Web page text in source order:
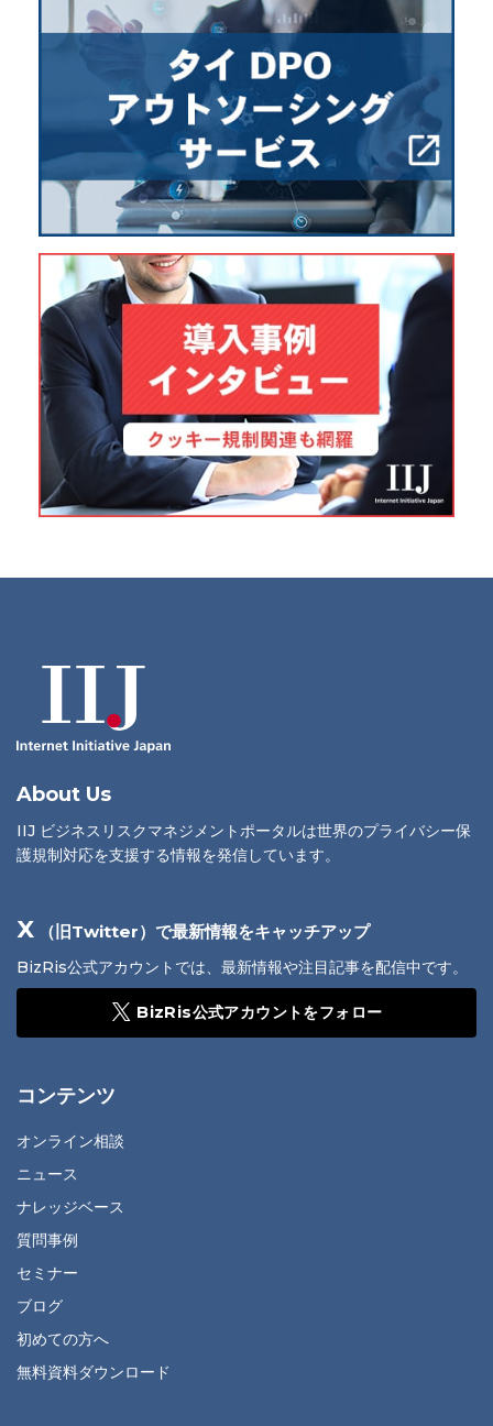
About Us
IIJ ビジネスリスクマネジメントポータルは世界のプライバシー保
護規制対応を支援する情報を発信しています。
X （旧Twitter）で最新情報をキャッチアップ
BizRis公式アカウントでは、最新情報や注目記事を配信中です。
BizRis公式アカウントをフォロー
コンテンツ
オンライン相談
ニュース
ナレッジベース
質問事例
セミナー
ブログ
初めての方へ
無料資料ダウンロード